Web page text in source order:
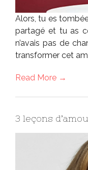
Alors, tu es
partagé et tu as
n’avais pas de
transformer cet
Read More →
3 leçons